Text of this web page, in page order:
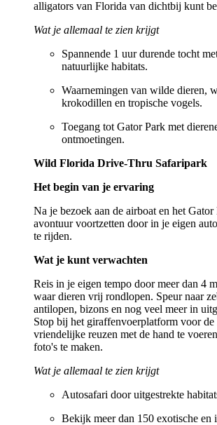
alligators van Florida van dichtbij kunt
Wat je allemaal te zien krijgt
Spannende 1 uur durende tocht
natuurlijke habitats.
Waarnemingen van wilde dieren,
krokodillen en tropische vogels.
Toegang tot Gator Park met
ontmoetingen.
Wild Florida Drive-Thru Safaripark
Het begin van je ervaring
Na je bezoek aan de airboat en het
avontuur voortzetten door in je eigen
te rijden.
Wat je kunt verwachten
Reis in je eigen tempo door meer dan 4
waar dieren vrij rondlopen. Speur naar
antilopen, bizons en nog veel meer in
Stop bij het giraffenvoerplatform voor de
vriendelijke reuzen met de hand te
foto's te maken.
Wat je allemaal te zien krijgt
Autosafari door uitgestrekte
Bekijk meer dan 150 exotische en